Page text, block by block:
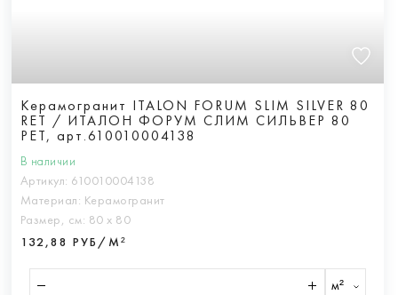
Керамогранит ITALON FORUM SLIM SILVER 80
RET / ИТАЛОН ФОРУМ СЛИМ СИЛЬВЕР 80
РЕТ, арт.610010004138
В наличии
Артикул: 610010004138
Материал: Керамогранит
Размер, см: 80 х 80
132,88 РУБ/М²
м²